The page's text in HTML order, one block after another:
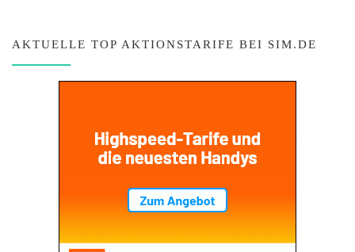
AKTUELLE TOP AKTIONSTARIFE BEI SIM.DE